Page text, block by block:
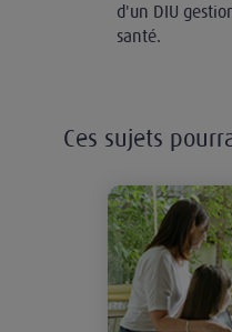
d'un DIU
santé.
Ces sujets